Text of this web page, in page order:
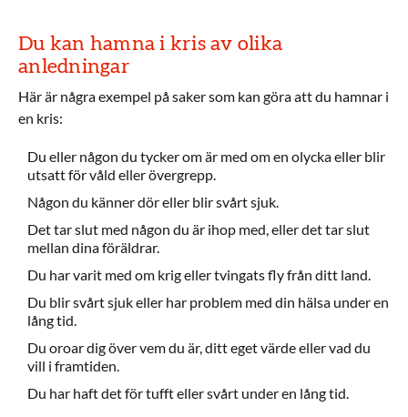
Du kan hamna i kris av olika
anledningar
Här är några exempel på saker som kan göra att du hamnar i
en kris:
Du eller någon du tycker om är med om en olycka eller blir
utsatt för våld eller övergrepp.
Någon du känner dör eller blir svårt sjuk.
Det tar slut med någon du är ihop med, eller det tar slut
mellan dina föräldrar.
Du har varit med om krig eller tvingats fly från ditt land.
Du blir svårt sjuk eller har problem med din hälsa under en
lång tid.
Du oroar dig över vem du är, ditt eget värde eller vad du
vill i framtiden.
Du har haft det för tufft eller svårt under en lång tid.